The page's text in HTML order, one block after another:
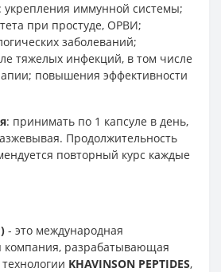
: укрепления иммунной системы;
при простуде, ОРВИ;
заболеваний;
тяжелых инфекций, в том числе
повышения эффективности
: принимать по 1 капсуле в день,
Продолжительность
повторный курс каждые
- это международная
компания, разрабатывающая
KHAVINSON PEPTIDES,